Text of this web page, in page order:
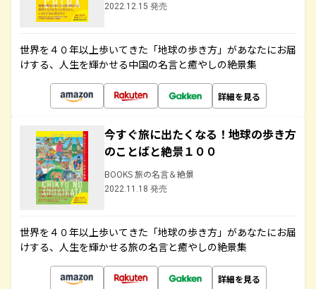
2022.12.15 発売
世界を４０年以上歩いてきた「地球の歩き方」があなたにお届
けする、人生を輝かせる中国の名言と癒やしの絶景集
詳細を見る
今すぐ旅に出たくなる！地球の歩き方
のことばと絶景１００
BOOKS 旅の名言＆絶景
2022.11.18 発売
世界を４０年以上歩いてきた「地球の歩き方」があなたにお届
けする、人生を輝かせる旅の名言と癒やしの絶景集
詳細を見る